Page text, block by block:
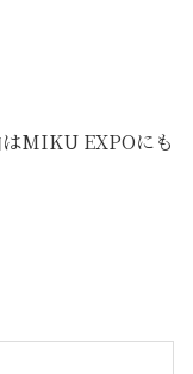
MIKU EXPOにも